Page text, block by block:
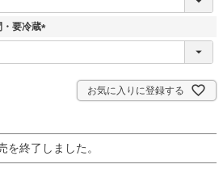
・要冷蔵
(
お気に入りに登録する
を終了しました。